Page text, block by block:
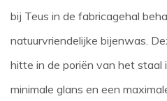
bij Teus in de fabricagehal
natuurvriendelijke bijenwas.
hitte in de poriën van het staal
minimale glans en een